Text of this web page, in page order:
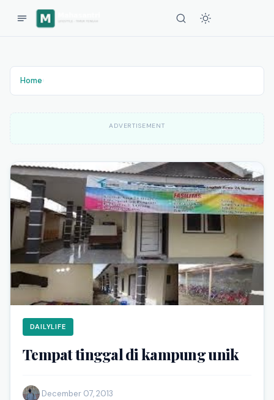
Home›
ADVERTISEMENT
DAILYLIFE
Tempat tinggal di kampung unik
December 07, 2013